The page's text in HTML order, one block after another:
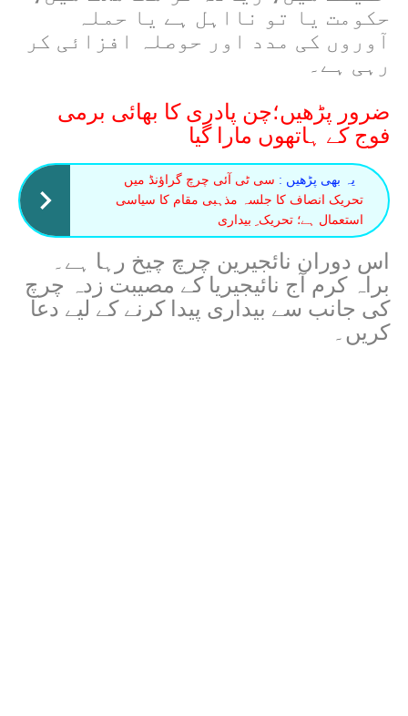
حکومت یا تو نااہل ہے یا حملہ
آوروں کی مدد اور حوصلہ افزائی کر
رہی ہے۔
ضرور پڑھیں؛چن پادری کا بھائی برمی
فوج کے ہاتھوں مارا گیا
یہ بھی پڑھیں : سی ٹی آئی چرچ گراؤنڈ میں
تحریک انصاف کا جلسہ مذہبی مقام کا سیاسی
استعمال ہے؛ تحریک ِ بیداری
اس دوران نائجیرین چرچ چیخ رہا ہے۔
براہ کرم آج نائیجیریا کے مصیبت زدہ چرچ
کی جانب سے بیداری پیدا کرنے کے لیے دعا
کریں۔